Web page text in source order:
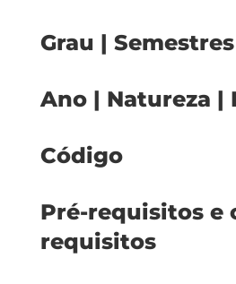
Grau | Semestres
Ano | Natureza |
Código
Pré-requisitos e
requisitos